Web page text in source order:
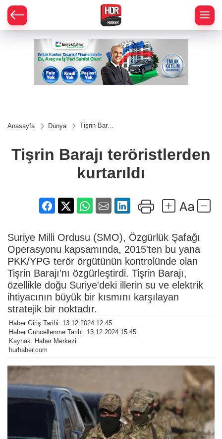
Anasayfa Dünya
Tişrin Barajı
Tişrin Barajı teröristlerden
kurtarıldı
Suriye Milli Ordusu (SMO), Özgürlük Şafağı
Operasyonu kapsamında, 2015'ten bu yana
PKK/YPG terör örgütünün kontrolünde olan
Tişrin Barajı'nı özgürleştirdi. Tişrin Barajı,
özellikle doğu Suriye'deki illerin su ve elektrik
ihtiyacının büyük bir kısmını karşılayan
stratejik bir noktadır.
Haber Giriş Tarihi: 13.12.2024 12:45
Haber Güncellenme Tarihi: 13.12.2024 15:45
Kaynak: Haber Merkezi
hurhaber.com